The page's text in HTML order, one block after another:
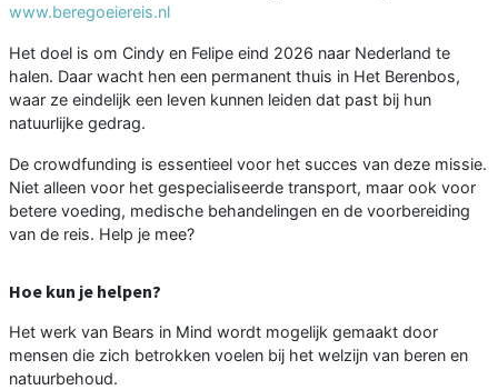
www.beregoeiereis.nl
Het doel is om Cindy en Felipe eind 2026 naar Nederland te
halen. Daar wacht hen een permanent thuis in Het Berenbos,
waar ze eindelijk een leven kunnen leiden dat past bij hun
natuurlijke gedrag.
De crowdfunding is essentieel voor het succes van deze missie.
Niet alleen voor het gespecialiseerde transport, maar ook voor
betere voeding, medische behandelingen en de voorbereiding
van de reis. Help je mee?
Hoe kun je helpen?
Het werk van Bears in Mind wordt mogelijk gemaakt door
mensen die zich betrokken voelen bij het welzijn van beren en
natuurbehoud.